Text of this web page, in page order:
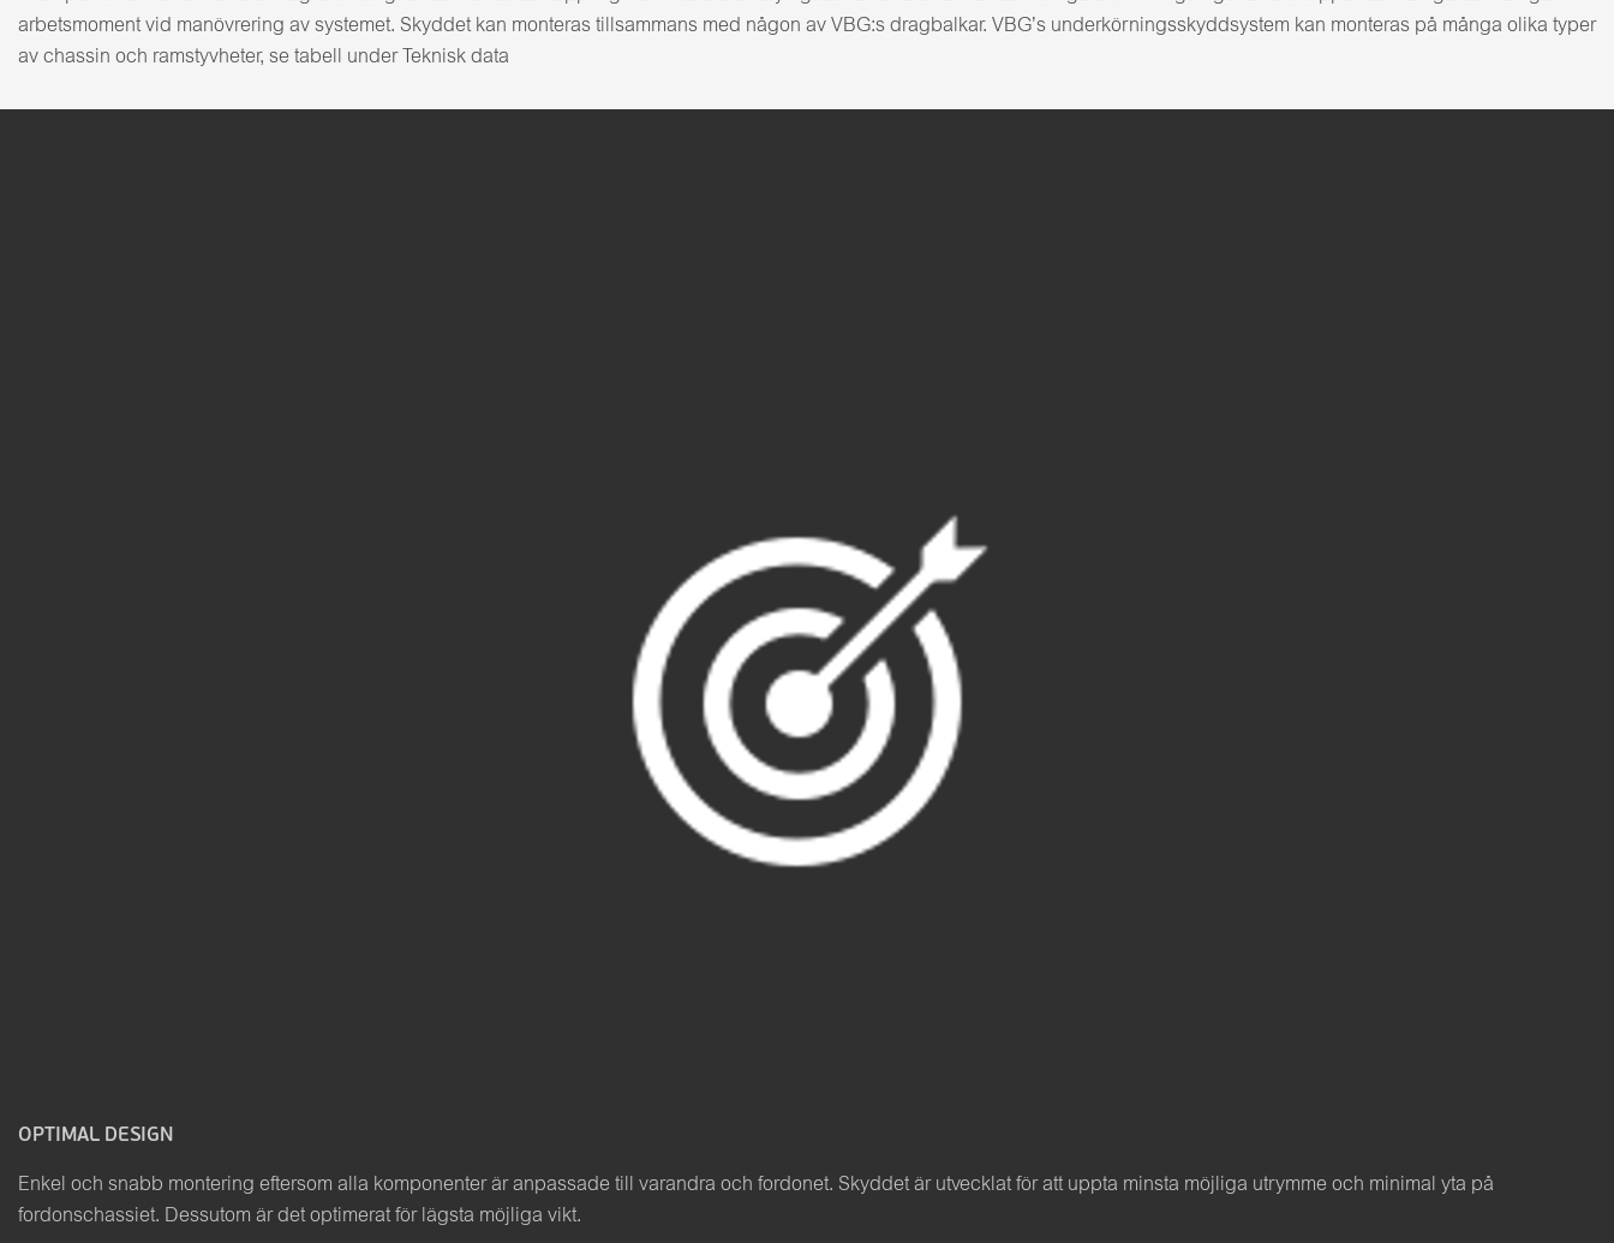
arbetsmoment vid manövrering av systemet. Skyddet kan monteras tillsammans med någon av VBG:s dragbalkar. VBG’s underkörningsskyddsystem kan monteras på många olika typer
av chassin och ramstyvheter, se tabell under Teknisk data
OPTIMAL DESIGN
Enkel och snabb montering eftersom alla komponenter är anpassade till varandra och fordonet. Skyddet är utvecklat för att uppta minsta möjliga utrymme och minimal yta på
fordonschassiet. Dessutom är det optimerat för lägsta möjliga vikt.